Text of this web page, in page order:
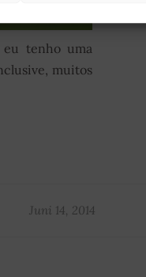
tenho uma
muitos
Juni 14, 2014